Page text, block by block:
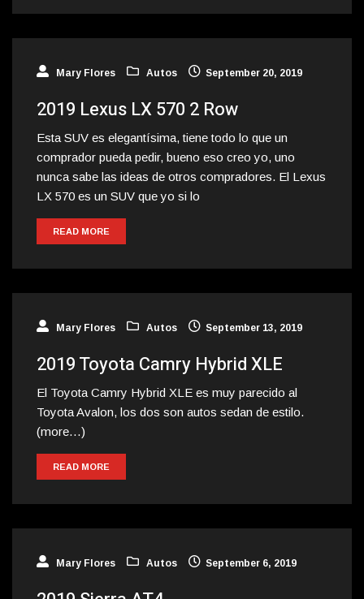
Mary Flores Autos September 20, 2019
2019 Lexus LX 570 2 Row
Esta SUV es elegantísima, tiene todo lo que un
comprador pueda pedir, bueno eso creo yo, uno
nunca sabe las ideas de otros compradores. El Lexus
LX 570 es un SUV que yo si lo
READ MORE
Mary Flores Autos September 13, 2019
2019 Toyota Camry Hybrid XLE
El Toyota Camry Hybrid XLE es muy parecido al
Toyota Avalon, los dos son autos sedan de estilo.
(more…)
READ MORE
Mary Flores Autos September 6, 2019